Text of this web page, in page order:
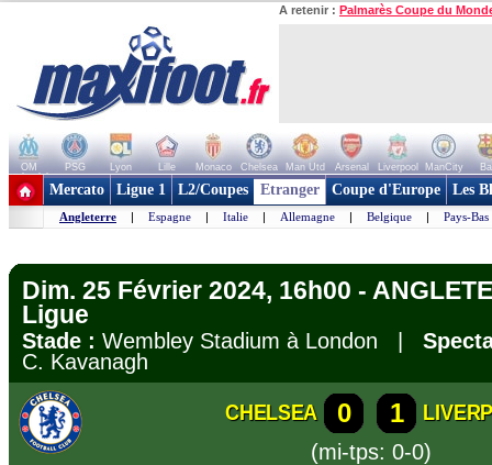
A retenir : Palmarès Coupe du
OM PSG Lyon Lille Monaco Chelsea Man Utd Arsenal Liverpool ManCity
+ de clubs
Mercato Ligue 1 L2/Coupes Etranger Coupe d'Europe Les
Angleterre | Espagne | Italie | Allemagne | Belgique | Pays-Bas
Dim. 25 Février 2024, 16h00 -
Ligue
Stade : Wembley Stadium à London |
C. Kavanagh
CHELSEA 0 1
(mi-tps: 0-0)